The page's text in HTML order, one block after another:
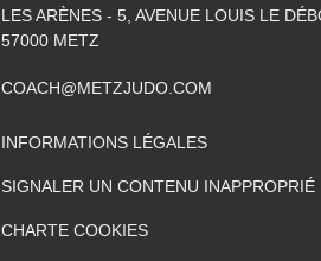
LES ARÈNES - 5, AVENUE LOUIS LE
57000 METZ
COACH@METZJUDO.COM
INFORMATIONS LÉGALES
SIGNALER UN CONTENU INAPPROPRIÉ
CHARTE COOKIES